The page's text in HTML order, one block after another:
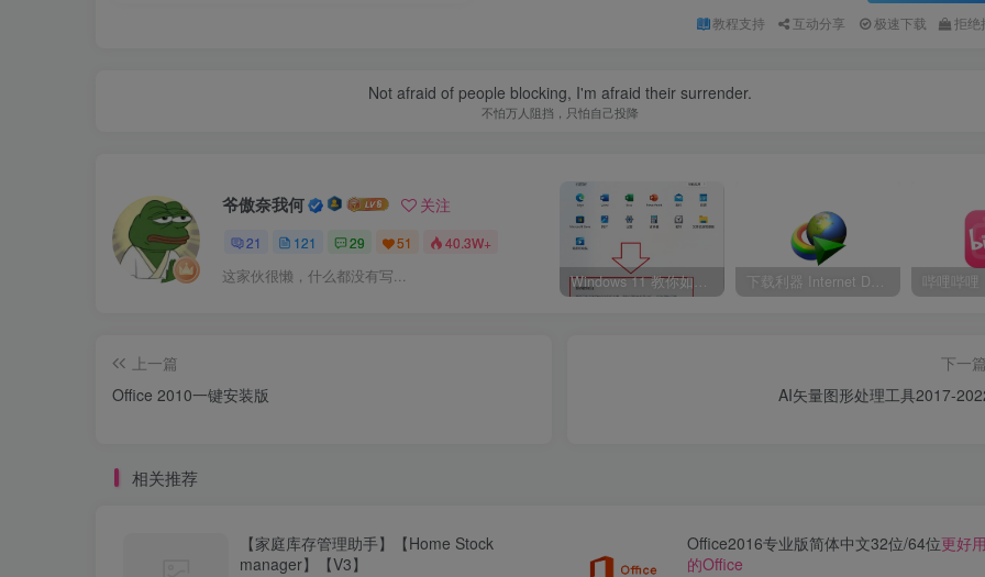
教程支持 互动分享 极速下载 拒绝
Not afraid of people blocking, I'm afraid their surrender.
不怕万人阻挡，只怕自己投降
爷傲奈我何 关注
21 121 29 51 40.3W+
这家伙很懒，什么都没有写... Windows 11 教你如何删除开始菜单“推荐的项目” 移除通知中心 下载利器 Internet Download Manager 6.42.17 绿色版 哔哩哔
上一篇
Office 2010一键安装版
下一
AI矢量图形处理工具2017-
相关推荐
【家庭库存管理助手】【Home Stock
manager】【V3】
Office2016专业版简体中文32位/64位更好
的Office